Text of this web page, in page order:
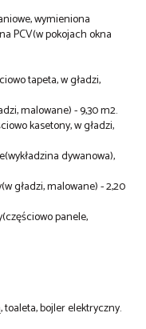
wymieniona
PCV(w pokojach okna
tapeta, w gładzi,
malowane) - 9,30 m2.
kasetony, w gładzi,
dywanowa),
gładzi, malowane) - 2,20
panele,
toaleta, bojler elektryczny.